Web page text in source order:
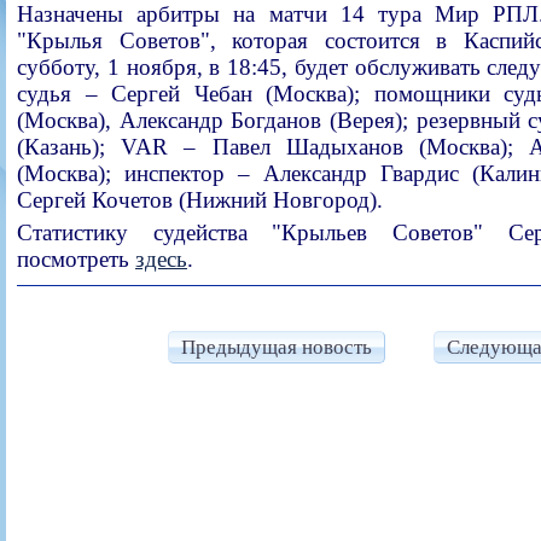
Назначены арбитры на матчи 14 тура Мир
"Крылья Советов", которая состоится в
субботу, 1 ноября, в 18:45, будет обслуживать
судья – Сергей Чебан (Москва); помощники
(Москва), Александр Богданов (Верея); резервный
(Казань); VAR – Павел Шадыханов (Москва);
(Москва); инспектор – Александр Гвардис
Сергей Кочетов (Нижний Новгород).
Статистику судейства "Крыльев Советов"
посмотреть здесь.
Предыдущая новость